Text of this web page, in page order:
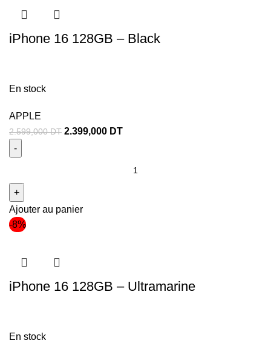
iPhone 16 128GB – Black
En stock
APPLE
2.599,000DT 2.399,000 DT
Ajouter au panier
-8%
iPhone 16 128GB – Ultramarine
En stock